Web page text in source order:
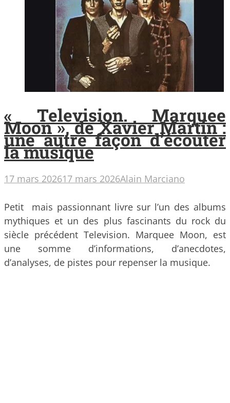
« Television. Marquee
Moon », de Xavier Martin :
une autre façon d’écouter
la musique
17 mars 202617 mars 2026Alain Marciano
Petit mais passionnant livre sur l’un des albums
mythiques et un des plus fascinants du rock du
siècle précédent Television. Marquee Moon, est
une somme d’informations, d’anecdotes,
d’analyses, de pistes pour repenser la musique.